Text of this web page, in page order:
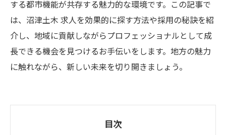
する都市機能が共存する魅力的な環境です。この記事で
は、沼津土木 求人を効果的に探す方法や採用の秘訣を紹
介し、地域に貢献しながらプロフェッショナルとして成
長できる機会を見つけるお手伝いをします。地方の魅力
に触れながら、新しい未来を切り開きましょう。
目次